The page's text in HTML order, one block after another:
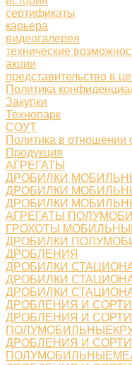
сертификаты
карьера
видеогалерея
технические
акции
представительство в
Политика
Закупки
Технопарк
СОУТ
Политика в отношении
Продукция
АГРЕГАТЫ
ДРОБИЛКИ
ДРОБИЛКИ
ДРОБИЛКИ
АГРЕГАТЫ
ГРОХОТЫ
ДРОБИЛКИ
ДРОБЛЕНИЯ
ДРОБИЛКИ
ДРОБИЛКИ
ДРОБИЛКИ
ДРОБЛЕНИЯ И
ДРОБЛЕНИЯ И
ДРОБЛЕНИЯ И